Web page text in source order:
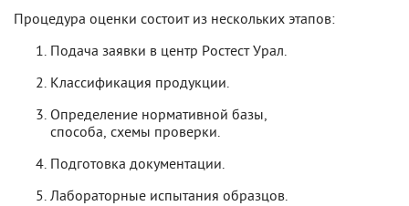
Процедура оценки состоит из нескольких этапов:
Подача заявки в центр Ростест Урал.
Классификация продукции.
Определение нормативной базы,
способа, схемы проверки.
Подготовка документации.
Лабораторные испытания образцов.